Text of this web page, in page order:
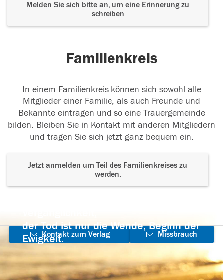
Melden Sie sich bitte an, um eine Erinnerung zu
schreiben
Familienkreis
In einem Familienkreis können sich sowohl alle
Mitglieder einer Familie, als auch Freunde und
Bekannte eintragen und so eine Trauergemeinde
bilden. Bleiben Sie in Kontakt mit anderen Mitgliedern
und tragen Sie sich jetzt ganz bequem ein.
Jetzt anmelden um Teil des Familienkreises zu
werden.
der Tod ist nur die Wende, Beginn der
Ewigkeit.
Kontakt zum Verlag
aufnehmen
Missbrauch